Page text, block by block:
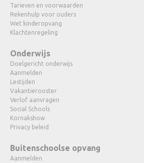
Tarieven en voorwaarden
Rekenhulp voor ouders
Wet kinderopvang
Klachtenregeling
Onderwijs
Doelgericht onderwijs
Aanmelden
Lestijden
Vakantierooster
Verlof aanvragen
Social Schools
Kornakshow
Privacy beleid
Buitenschoolse opvang
Aanmelden